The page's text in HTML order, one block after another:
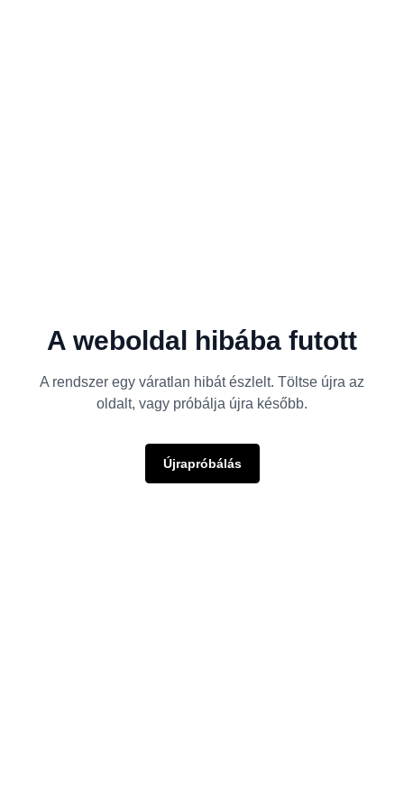
A weboldal hibába futott
A rendszer egy váratlan hibát észlelt. Töltse újra az
oldalt, vagy próbálja újra később.
Újrapróbálás